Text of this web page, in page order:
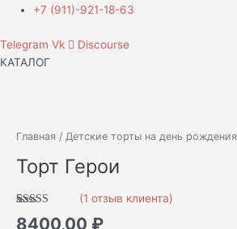
+7 (911)-921-18-63
Telegram Vk
Discourse
КАТАЛОГ
Главная / Детские торты на день рождения
Торт Герои
Рейтинг
5.00из 5 на
1
(1 отзыв клиента)
8400,00 ₽
Торт